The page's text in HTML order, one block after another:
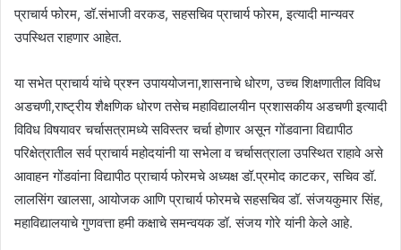
प्राचार्य फोरम, डॉ.संभाजी वरकड, सहसचिव प्राचार्य फोरम, इत्यादी मान्यवर
उपस्थित राहणार आहेत.
या सभेत प्राचार्य यांचे प्रश्न उपाययोजना,शासनाचे धोरण, उच्च शिक्षणातील विविध
अडचणी,राष्ट्रीय शैक्षणिक धोरण तसेच महाविद्यालयीन प्रशासकीय अडचणी इत्यादी
विविध विषयावर चर्चासत्रामध्ये सविस्तर चर्चा होणार असून गोंडवाना विद्यापीठ
परिक्षेत्रातील सर्व प्राचार्य महोदयांनी या सभेला व चर्चासत्राला उपस्थित राहावे असे
आवाहन गोंडवांना विद्यापीठ प्राचार्य फोरमचे अध्यक्ष डॉ.प्रमोद काटकर, सचिव डॉ.
लालसिंग खालसा, आयोजक आणि प्राचार्य फोरमचे सहसचिव डॉ. संजयकुमार सिंह,
महाविद्यालयाचे गुणवत्ता हमी कक्षाचे समन्वयक डॉ. संजय गोरे यांनी केले आहे.